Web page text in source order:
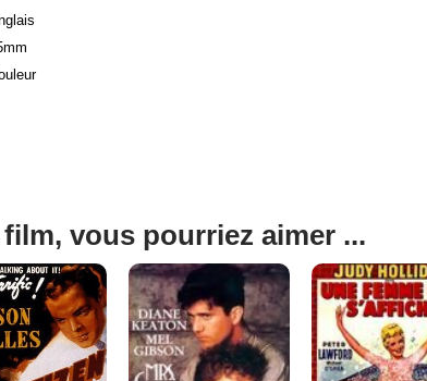
vous pourriez aimer ...